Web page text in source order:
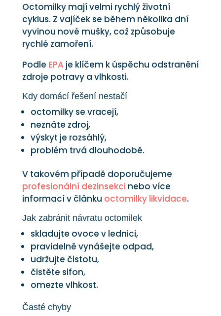
Octomilky mají velmi rychlý životní
cyklus. Z vajíček se během několika dní
vyvinou nové mušky, což způsobuje
rychlé zamoření.
Podle EPA je klíčem k úspěchu odstranění
zdroje potravy a vlhkosti.
Kdy domácí řešení nestačí
octomilky se vracejí,
neznáte zdroj,
výskyt je rozsáhlý,
problém trvá dlouhodobě.
V takovém případě doporučujeme
profesionální dezinsekci nebo více
informací v článku octomilky likvidace.
Jak zabránit návratu octomilek
skladujte ovoce v lednici,
pravidelně vynášejte odpad,
udržujte čistotu,
čistěte sifon,
omezte vlhkost.
Časté chyby